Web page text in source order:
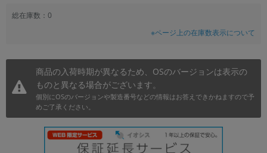
総在庫数：0
※ページ上の在庫数表示について
商品の入荷時期が異なるため、OSのバージョンは表示の
ものと異なる場合がございます。
個別にOSのバージョンや製造番号などの情報はお答えできかねますので予
めご了承ください。
年 月 まで
各項目のチェックボックスは「or検索」となります。